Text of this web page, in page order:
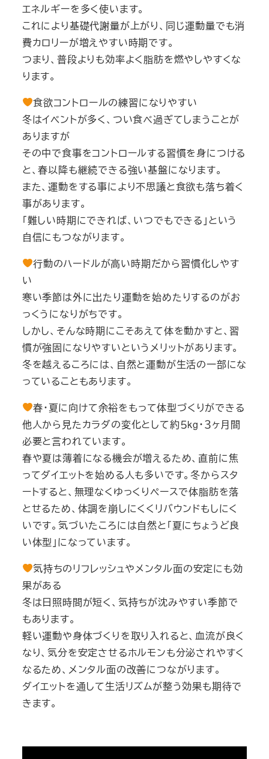
エネルギーを多く使います。
これにより基礎代謝量が上がり、同じ運動量でも消
費カロリーが増えやすい時期です。
つまり、普段よりも効率よく脂肪を燃やしやすくな
ります。
食欲コントロールの練習になりやすい
冬はイベントが多く、つい食べ過ぎてしまうことが
ありますが
その中で食事をコントロールする習慣を身につける
と、春以降も継続できる強い基盤になります。
また、運動をする事により不思議と食欲も落ち着く
事があります。
「難しい時期にできれば、いつでもできる」という
自信にもつながります。
行動のハードルが高い時期だから習慣化しやす
い
寒い季節は外に出たり運動を始めたりするのがお
っくうになりがちです。
しかし、そんな時期にこそあえて体を動かすと、習
慣が強固になりやすいというメリットがあります。
冬を越えるころには、自然と運動が生活の一部にな
っていることもあります。
春・夏に向けて余裕をもって体型づくりができる
他人から見たカラダの変化として約５kg・３ヶ月間
必要と言われています。
春や夏は薄着になる機会が増えるため、直前に焦
ってダイエットを始める人も多いです。冬からスタ
ートすると、無理なくゆっくりペースで体脂肪を落
とせるため、体調を崩しにくくリバウンドもしにく
いです。気づいたころには自然と「夏にちょうど良
い体型」になっています。
気持ちのリフレッシュやメンタル面の安定にも効
果がある
冬は日照時間が短く、気持ちが沈みやすい季節で
もあります。
軽い運動や身体づくりを取り入れると、血流が良く
なり、気分を安定させるホルモンも分泌されやすく
なるため、メンタル面の改善につながります。
ダイエットを通して生活リズムが整う効果も期待で
きます。